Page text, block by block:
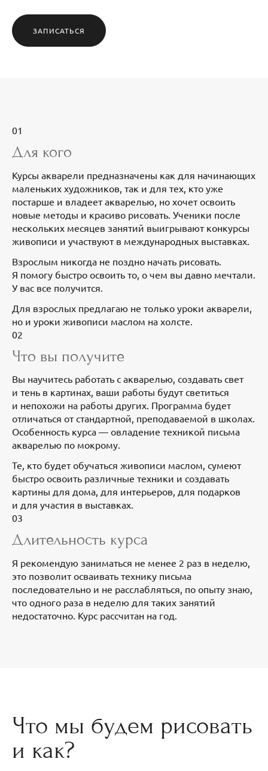
ЗАПИСАТЬСЯ
01
Для кого
Курсы акварели предназначены как для начинающих
маленьких художников, так и для тех, кто уже
постарше и владеет акварелью, но хочет освоить
новые методы и красиво рисовать. Ученики после
нескольких месяцев занятий выигрывают конкурсы
живописи и участвуют в международных выставках.
Взрослым никогда не поздно начать рисовать.
Я помогу быстро освоить то, о чем вы давно мечтали.
У вас все получится.
Для взрослых предлагаю не только уроки акварели,
но и уроки живописи маслом на холсте.
02
Что вы получите
Вы научитесь работать с акварелью, создавать свет
и тень в картинах, ваши работы будут светиться
и непохожи на работы других. Программа будет
отличаться от стандартной, преподаваемой в школах.
Особенность курса — овладение техникой письма
акварелью по мокрому.
Те, кто будет обучаться живописи маслом, сумеют
быстро освоить различные техники и создавать
картины для дома, для интерьеров, для подарков
и для участия в выставках.
03
Длительность курса
Я рекомендую заниматься не менее 2 раз в неделю,
это позволит осваивать технику письма
последовательно и не расслабляться, по опыту знаю,
что одного раза в неделю для таких занятий
недостаточно. Курс рассчитан на год.
Что мы будем рисовать
и как?